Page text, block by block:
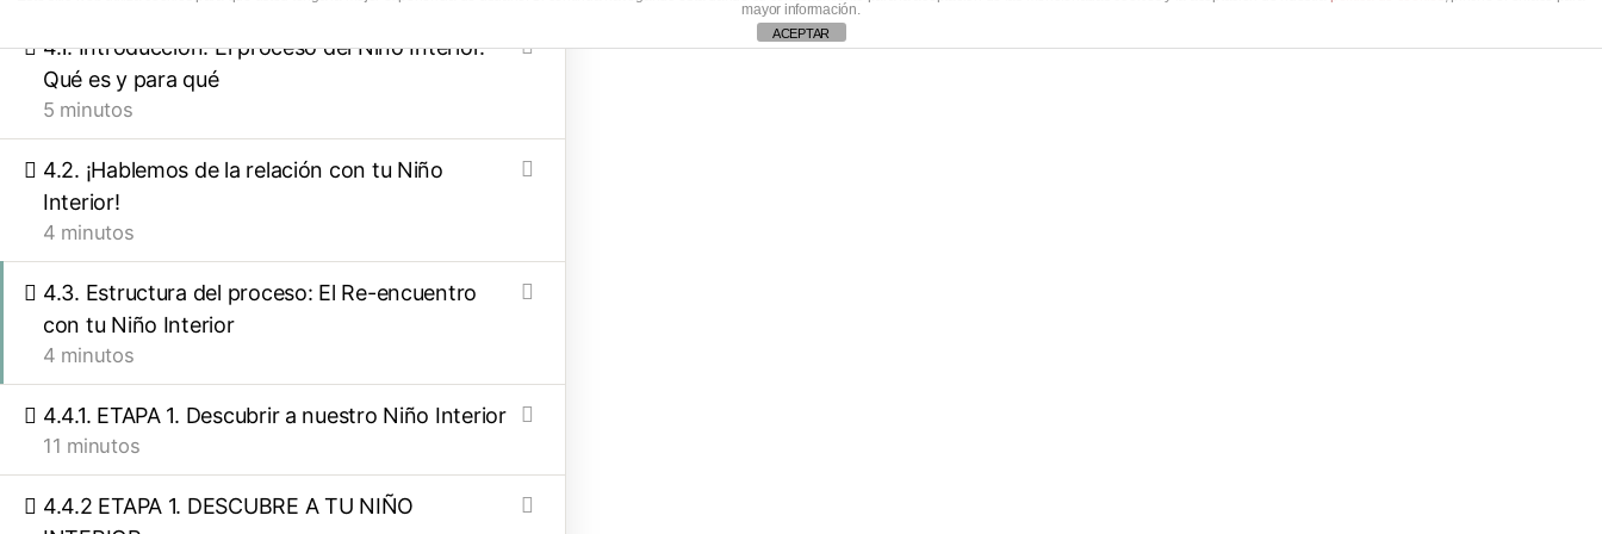
4.1. Introducción. El proceso del Niño Interior.
Qué es y para qué
5 minutos
4.2. ¡Hablemos de la relación con tu Niño
Interior!
4 minutos
4.3. Estructura del proceso: El Re-encuentro
con tu Niño Interior
4 minutos
4.4.1. ETAPA 1. Descubrir a nuestro Niño Interior
11 minutos
4.4.2 ETAPA 1. DESCUBRE A TU NIÑO
mayor información.
ACEPTAR